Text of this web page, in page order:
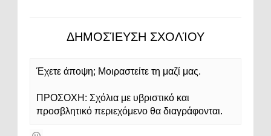
ΔΗΜΟΣΊΕΥΣΗ ΣΧΟΛΊΟΥ
Έχετε άποψη; Μοιραστείτε τη μαζί μας.
ΠΡΟΣΟΧΗ: Σχόλια με υβριστικό και
προσβλητικό περιεχόμενο θα διαγράφονται.